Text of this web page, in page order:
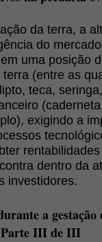
da terra, a
do
uma posição
(entre as
teca,
exigindo a
dentro da
investidores.
a gestação
Parte III de III